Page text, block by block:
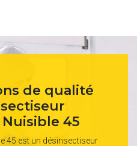
de qualité
45
45 est un désinsectiseur